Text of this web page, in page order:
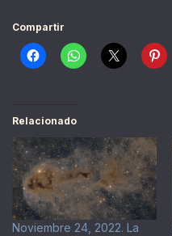
Compartir
Relacionado
Noviembre 24, 2022. La